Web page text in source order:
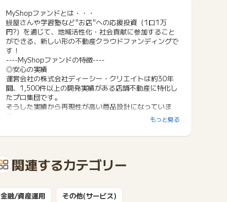
MyShopファンドとは・・・
鰻屋さんや学習塾など"お店"への応援投資（1口1万
円?）を通じて、地域活性化・社会貢献に参加すること
ができる、新しい形の不動産クラウドファンディングで
す！
----MyShopファンドの特徴----
◎安心の実績
運営会社の株式会社ディーシー・クリエイトは約30年
間、1,500件以上の開発実績がある店舗不動産に特化し
たプロ集団です。
そうした実績から再現性が高い商品設計になっていま
す。
会員登録や申込などの手続き、出資までオンラインで完
◎リスクを抑える
優先出資・劣後出資構造を採用しています。不動産価格
る当社が負担します。
また、分配時は優先出資への分配金を優先します。
もっと見る
関連するカテゴリー
金融/資産運用 その他(サービス)